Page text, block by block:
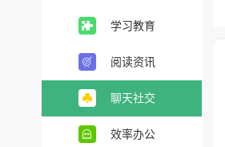
学习教育
阅读资讯
聊天社交
效率办公